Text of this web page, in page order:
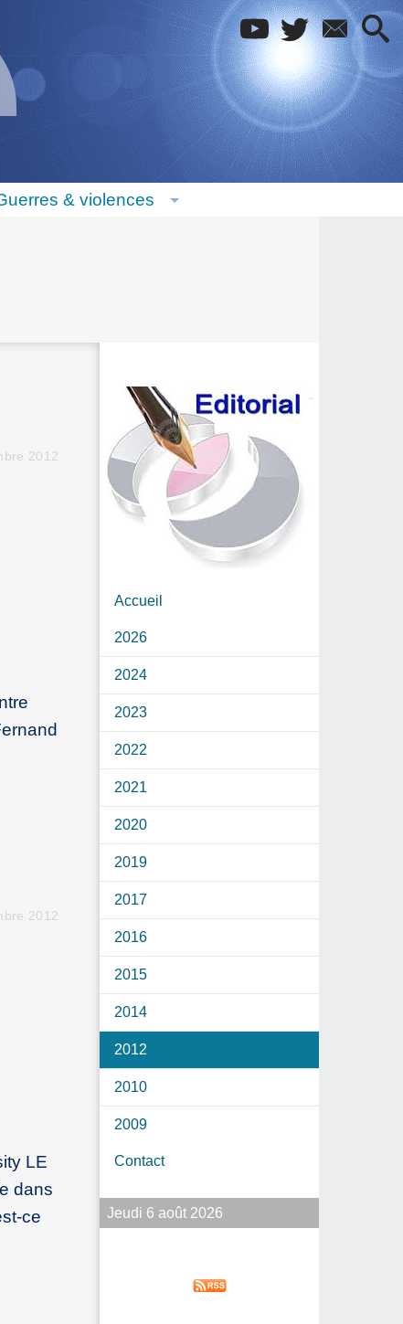
& violences
2012
2012
LE
dans
ce
Accueil
2026
2024
2023
2022
2021
2020
2019
2017
2016
2015
2014
2012
2010
2009
Contact
Jeudi 6 août 2026